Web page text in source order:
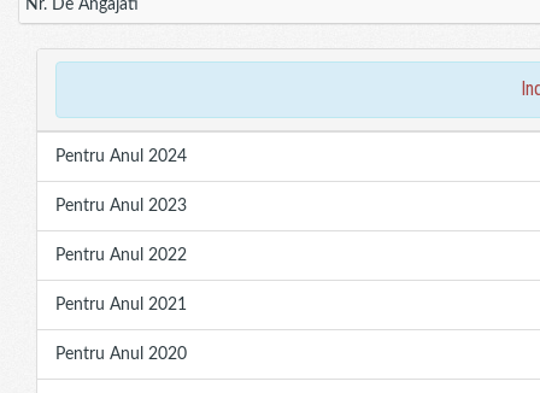
Nr. De Angajati
Pentru Anul 2024
Pentru Anul 2023
Pentru Anul 2022
Pentru Anul 2021
Pentru Anul 2020